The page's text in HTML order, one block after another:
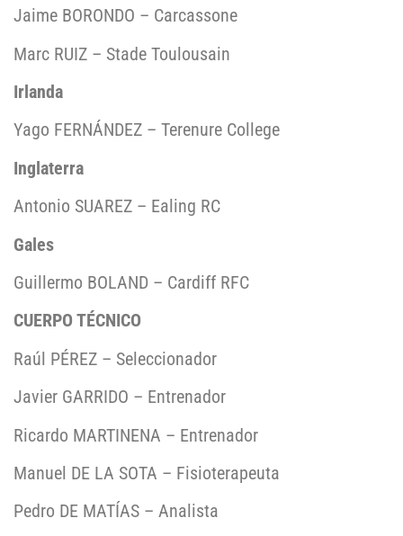
Jaime BORONDO – Carcassone
Marc RUIZ – Stade Toulousain
Irlanda
Yago FERNÁNDEZ – Terenure College
Inglaterra
Antonio SUAREZ – Ealing RC
Gales
Guillermo BOLAND – Cardiff RFC
CUERPO TÉCNICO
Raúl PÉREZ – Seleccionador
Javier GARRIDO – Entrenador
Ricardo MARTINENA – Entrenador
Manuel DE LA SOTA – Fisioterapeuta
Pedro DE MATÍAS – Analista